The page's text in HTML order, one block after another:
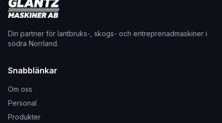
Din partner för lantbruks-, skogs- och entreprenadmaskiner i
södra Norrland.
Snabblänkar
Om oss
Personal
Produkter